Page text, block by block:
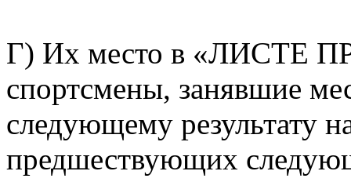
Г) Их место в «ЛИСТЕ
спортсмены, занявшие
следующему результату
предшествующих